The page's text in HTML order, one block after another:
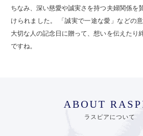
ちなみ、深い慈愛や誠実さを持つ夫婦関係を
けられました。 「誠実で一途な愛」などの
大切な人の記念日に贈って、想いを伝えたり
ですね。
ABOUT
ラスピアについて